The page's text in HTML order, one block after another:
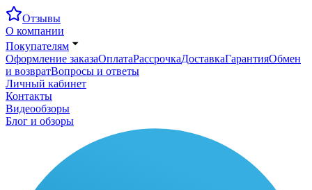
Отзывы
О компании
Покупателям
Оформление заказаОплатаРассрочкаДоставкаГарантияОбмен
и возвратВопросы и ответы
Личный кабинет
Контакты
Видеообзоры
Блог и обзоры